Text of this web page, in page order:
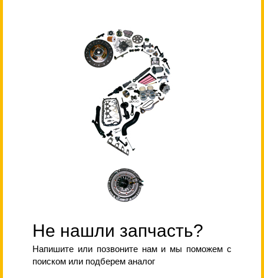
Не нашли запчасть?
Напишите или позвоните нам и мы поможем с
поиском или подберем аналог